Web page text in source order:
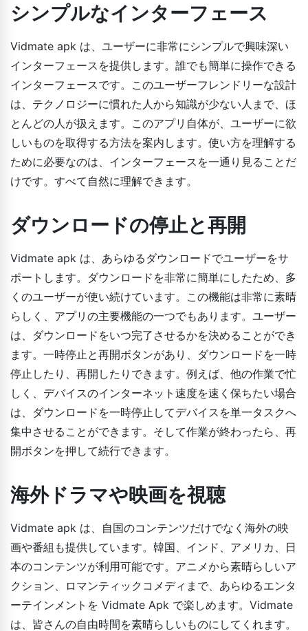
シンプルなインターフェース
Vidmate apk は、ユーザーに非常にシンプルで興味深い
インターフェースを提供します。誰でも簡単に操作できる
インターフェースです。このユーザーフレンドリーな設計
は、テクノロジーに慣れた人から知識が少ない人まで、ほ
とんどの人が扱えます。このアプリ自体が、ユーザーに欲
しいものを取得する方法を案内します。使い方を理解する
ために必要なのは、インターフェースを一通り見ることだ
けです。すべて自然に理解できます。
ダウンロードの停止と再開
Vidmate apk は、あらゆるダウンロードでユーザーをサ
ポートします。ダウンロードを非常に簡単にしたため、多
くのユーザーが使い続けています。この機能は非常に素晴
らしく、アプリの主要機能の一つでもあります。ユーザー
は、ダウンロードをいつ完了させるかを決めることができ
ます。一時停止と再開ボタンがあり、ダウンロードを一時
停止したり、再開したりできます。例えば、他の作業で忙
しく、デバイスのインターネット速度を速く保ちたい場合
は、ダウンロードを一時停止してデバイスを単一タスクへ
集中させることができます。そして作業が終わったら、再
開ボタンを押して続行できます。
海外ドラマや映画を視聴
Vidmate apk は、自国のコンテンツだけでなく海外の映
画や番組も提供しています。韓国、インド、アメリカ、日
本のコンテンツが利用可能です。アニメから素晴らしいア
クション、ロマンティックコメディまで、あらゆるエンタ
ーテインメントを Vidmate Apk で楽しめます。Vidmate
は、皆さんの自由時間を素晴らしいものにしてくれます。